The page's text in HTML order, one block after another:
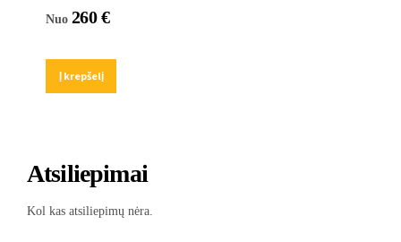
Nuo 260€
Į krepšelį
Atsiliepimai
Kol kas atsiliepimų nėra.